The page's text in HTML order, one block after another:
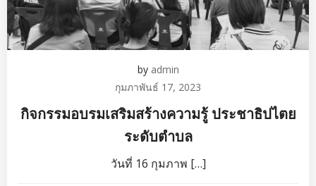
by admin
กุมภาพันธ์ 17, 2023
กิจกรรมอบรมเสริมสร้างความรู้ ประชาธิปไตย
ระดับตำบล
วันที่ 16 กุมภาพ […]